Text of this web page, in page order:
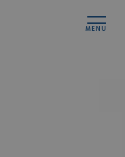
MENU